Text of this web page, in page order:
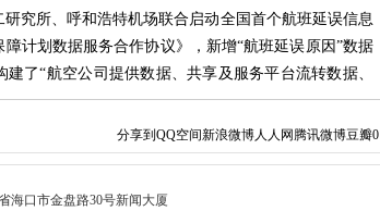
所、呼和浩特机场联合启动全国首个航班延误信息
计划数据服务合作协议》，新增“航班延误原因”数据
了“航空公司提供数据、共享及服务平台流转数据、
“延误状态下每30分钟动态更新机制”，保障旅客通
动态。此举不仅提升旅客服务体验，也降低了协同成
分享到 QQ空间新浪微博人人网 腾讯微博豆瓣0